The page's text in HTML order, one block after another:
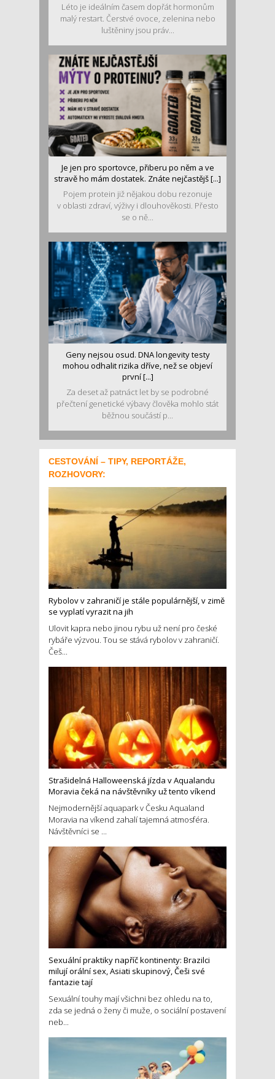
Léto je ideálním časem dopřát hormonům
malý restart. Čerstvé ovoce, zelenina nebo
luštěniny jsou práv...
Je jen pro sportovce, přiberu po něm a ve
stravě ho mám dostatek. Znáte nejčastějš [...]
Pojem protein již nějakou dobu rezonuje
v oblasti zdraví, výživy i dlouhověkosti. Přesto
se o ně...
Geny nejsou osud. DNA longevity testy
mohou odhalit rizika dříve, než se objeví
první [...]
Za deset až patnáct let by se podrobné
přečtení genetické výbavy člověka mohlo stát
běžnou součástí p...
CESTOVÁNÍ – TIPY, REPORTÁŽE,
ROZHOVORY:
Rybolov v zahraničí je stále populárnější, v zimě
se vyplatí vyrazit na jih
Ulovit kapra nebo jinou rybu už není pro české
rybáře výzvou. Tou se stává rybolov v zahraničí.
Češ...
Strašidelná Halloweenská jízda v Aqualandu
Moravia čeká na návštěvníky už tento víkend
Nejmodernější aquapark v Česku Aqualand
Moravia na víkend zahalí tajemná atmosféra.
Návštěvníci se ...
Sexuální praktiky napříč kontinenty: Brazilci
milují orální sex, Asiati skupinový, Češi své
fantazie tají
Sexuální touhy mají všichni bez ohledu na to,
zda se jedná o ženy či muže, o sociální postavení
neb...